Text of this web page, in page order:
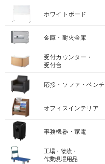
ホワイトボード
金庫・耐火金庫
受付カウンター・
受付台
応接・ソファ・ベンチ
オフィスインテリア
事務機器・家電
工場・物流・
作業現場用品